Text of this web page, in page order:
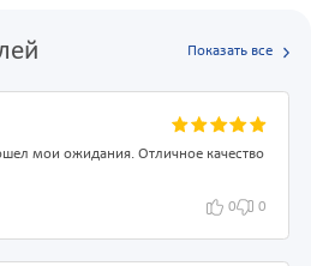
Показать все
мои ожидания. Отличное качество
0 0